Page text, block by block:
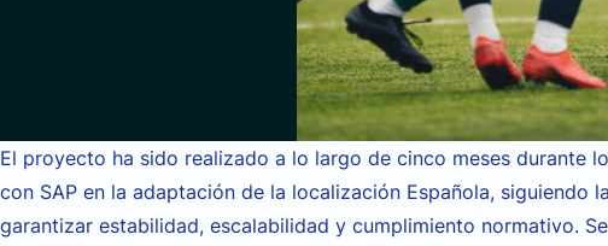
El proyecto ha sido realizado a lo largo de cinco meses durante
con SAP en la adaptación de la localización Española, siguiendo
garantizar estabilidad, escalabilidad y cumplimiento normativo.